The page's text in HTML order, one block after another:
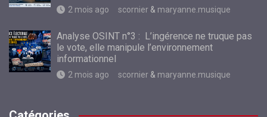
2 mois ago scornier & maryanne.musique
Analyse OSINT n°3 : L’ingérence ne truque pas
le vote, elle manipule l’environnement
informationnel
2 mois ago scornier & maryanne.musique